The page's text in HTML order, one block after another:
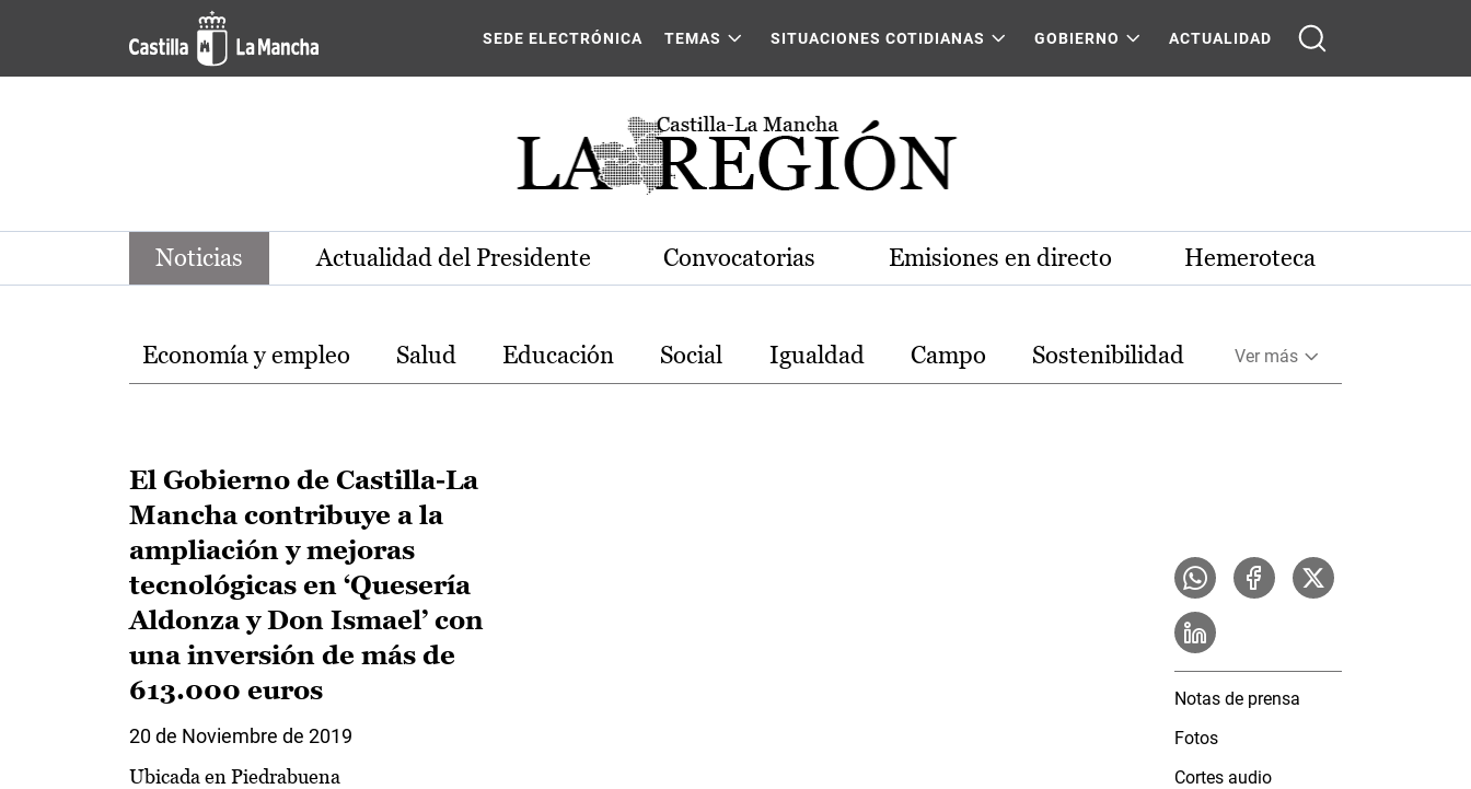
Pasar al contenido principal
Noticias de la región de Castilla-La Mancha
SEDE ELECTRÓNICA TEMAS SITUACIONES COTIDIANAS GOBIERNO ACTUALIDAD
Noticias Actualidad del Presidente Convocatorias Emisiones en directo Hemeroteca
Temas
Economía y empleo Salud Educación Social Igualdad Campo Sostenibilidad Ver más
El Gobierno de Castilla-La
Mancha contribuye a la
ampliación y mejoras
tecnológicas en ‘Quesería
Aldonza y Don Ismael’ con
una inversión de más de
613.000 euros
20 de Noviembre de 2019
Ubicada en Piedrabuena
Notas de prensa
Fotos
Cortes audio